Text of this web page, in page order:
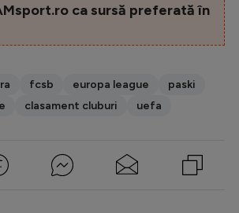
ca sursă preferată în
fcsb europa league
paski
clasament cluburi uefa